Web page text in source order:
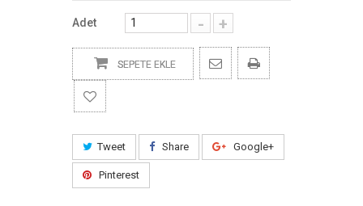
Adet - +
SEPETE EKLE
Tweet Share Google+
Pinterest